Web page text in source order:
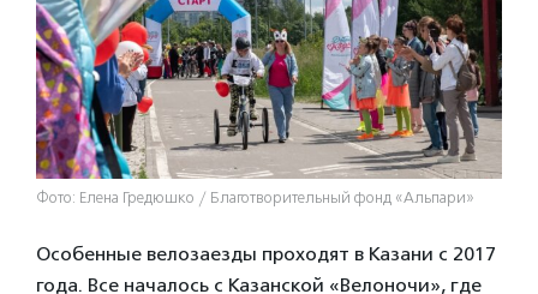
Фото: Елена Гредюшко / Благотворительный фонд «Альпари»
Особенные велозаезды проходят в Казани с 2017
года. Все началось с Казанской «Велоночи», где